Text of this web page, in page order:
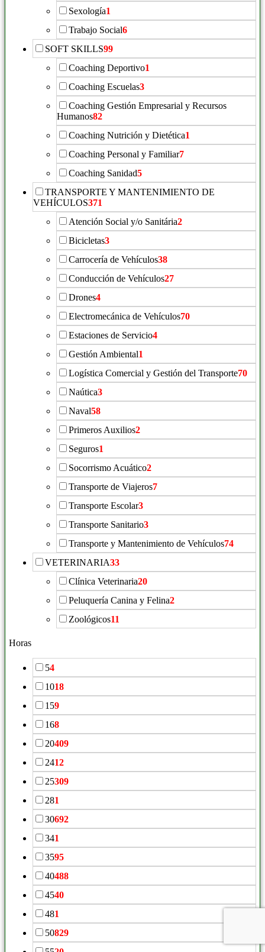
Sexología1
Trabajo Social6
SOFT SKILLS99
Coaching Deportivo1
Coaching Escuelas3
Coaching Gestión Empresarial y Recursos
Humanos82
Coaching Nutrición y Dietética1
Coaching Personal y Familiar7
Coaching Sanidad5
TRANSPORTE Y MANTENIMIENTO DE
VEHÍCULOS371
Atención Social y/o Sanitária2
Bicicletas3
Carrocería de Vehículos38
Conducción de Vehículos27
Drones4
Electromecánica de Vehículos70
Estaciones de Servicio4
Gestión Ambiental1
Logística Comercial y Gestión del Transporte70
Naútica3
Naval58
Primeros Auxilios2
Seguros1
Socorrismo Acuático2
Transporte de Viajeros7
Transporte Escolar3
Transporte Sanitario3
Transporte y Mantenimiento de Vehículos74
VETERINARIA33
Clínica Veterinaria20
Peluquería Canina y Felina2
Zoológicos11
Horas
54
1018
159
168
20409
2412
25309
281
30692
341
3595
40488
4540
481
50829